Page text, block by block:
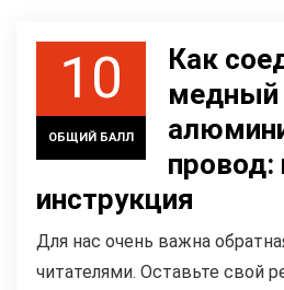
10
ОБЩИЙ БАЛЛ
Как
медный
провод:
инструкция
Для нас очень важна
читателями. Оставьте свой